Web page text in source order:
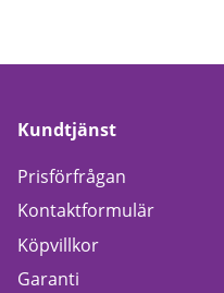
Kundtjänst
Prisförfrågan
Kontaktformulär
Köpvillkor
Garanti